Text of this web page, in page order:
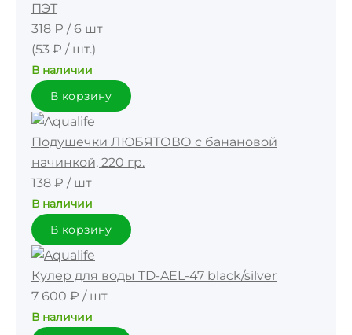
ПЭТ
318 ₽ / 6 шт
(53 ₽ / шт.)
В наличии
В корзину
Подушечки ЛЮБЯТОВО с банановой
начинкой, 220 гр.
138 ₽ / шт
В наличии
В корзину
Кулер для воды TD-AEL-47 black/silver
7 600 ₽ / шт
В наличии